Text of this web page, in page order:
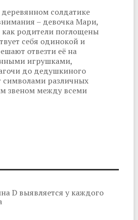
солдатике
– девочка Мари,
родители поглощены
себя одинокой и
отвезти её на
игрушками,
до дедушкиного
символами различных
звеном между всеми
D выявляется у каждого